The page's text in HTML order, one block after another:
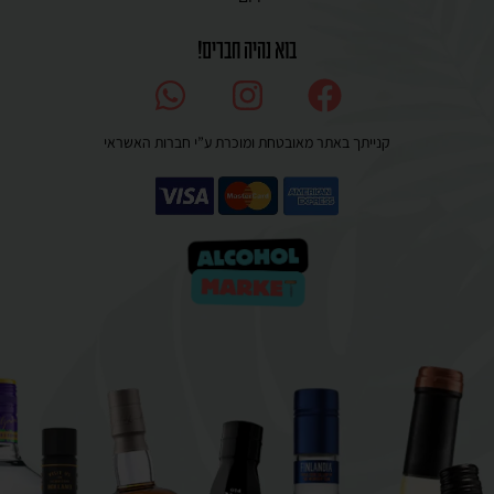
בוא נהיה חברים!
קנייתך באתר מאובטחת ומוכרת ע”י חברות האשראי